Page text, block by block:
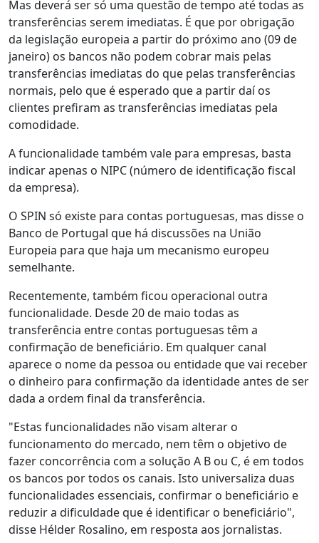
Mas deverá ser só uma questão de tempo até todas as
transferências serem imediatas. É que por obrigação
da legislação europeia a partir do próximo ano (09 de
janeiro) os bancos não podem cobrar mais pelas
transferências imediatas do que pelas transferências
normais, pelo que é esperado que a partir daí os
clientes prefiram as transferências imediatas pela
comodidade.
A funcionalidade também vale para empresas, basta
indicar apenas o NIPC (número de identificação fiscal
da empresa).
O SPIN só existe para contas portuguesas, mas disse o
Banco de Portugal que há discussões na União
Europeia para que haja um mecanismo europeu
semelhante.
Recentemente, também ficou operacional outra
funcionalidade. Desde 20 de maio todas as
transferência entre contas portuguesas têm a
confirmação de beneficiário. Em qualquer canal
aparece o nome da pessoa ou entidade que vai receber
o dinheiro para confirmação da identidade antes de ser
dada a ordem final da transferência.
"Estas funcionalidades não visam alterar o
funcionamento do mercado, nem têm o objetivo de
fazer concorrência com a solução A B ou C, é em todos
os bancos por todos os canais. Isto universaliza duas
funcionalidades essenciais, confirmar o beneficiário e
reduzir a dificuldade que é identificar o beneficiário",
disse Hélder Rosalino, em resposta aos jornalistas.